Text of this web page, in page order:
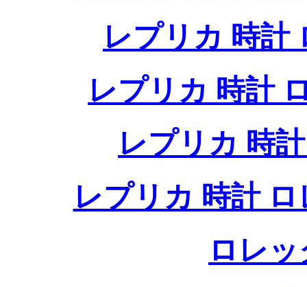
レプリカ 時計
レプリカ 時計
レプリカ 時
レプリカ 時計
ロレ